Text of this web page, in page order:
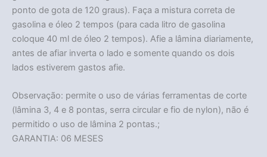
Acabou
ponto de gota de 120 graus). Faça a mistura correta de
gasolina e óleo 2 tempos (para cada litro de gasolina
coloque 40 ml de óleo 2 tempos). Afie a lâmina diariamente,
antes de afiar inverta o lado e somente quando os dois
lados estiverem gastos afie.
Observação: permite o uso de várias ferramentas de corte
(lâmina 3, 4 e 8 pontas, serra circular e fio de nylon), não é
permitido o uso de lâmina 2 pontas.;
GARANTIA: 06 MESES